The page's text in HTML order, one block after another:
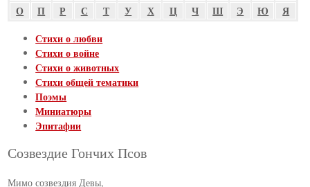
О
П Р С Т У Х Ц Ч Ш Э Ю
Я
Стихи о любви
Стихи о войне
Стихи о животных
Стихи общей тематики
Поэмы
Миниатюры
Эпитафии
Созвездие Гончих Псов
Мимо созвездия Девы,